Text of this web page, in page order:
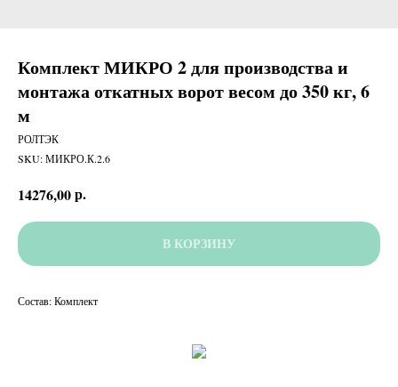
Комплект МИКРО 2 для производства и
монтажа откатных ворот весом до 350 кг, 6
м
РОЛТЭК
SKU:МИКРО.К.2.6
14276,00р.
В КОРЗИНУ
Состав: Комплект